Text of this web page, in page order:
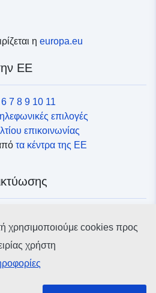
η europa.eu
ΕΕ
7 8 9 10 11
επιλογές
επικοινωνίας
τα κέντρα της ΕΕ
χρησιμοποιούμε cookies προς
χρήστη